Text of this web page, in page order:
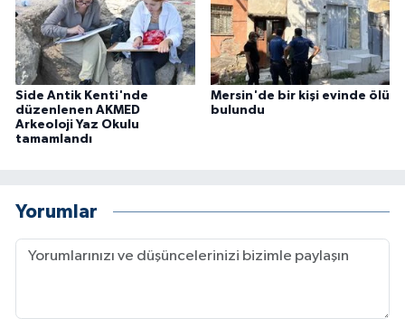
Side Antik Kenti'nde
düzenlenen AKMED
Arkeoloji Yaz Okulu
tamamlandı
Mersin'de bir kişi evinde ölü
bulundu
Yorumlar